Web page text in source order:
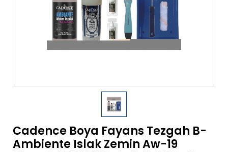
Cadence Boya Fayans Tezgah B-
Ambiente Islak Zemin Aw-19